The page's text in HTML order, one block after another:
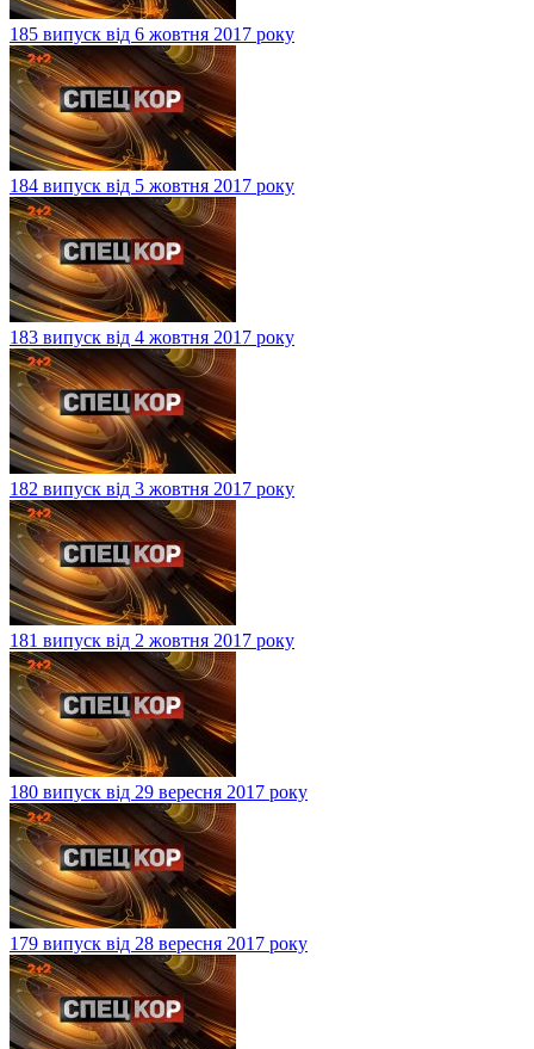
185 випуск від 6 жовтня 2017 року
184 випуск від 5 жовтня 2017 року
183 випуск від 4 жовтня 2017 року
182 випуск від 3 жовтня 2017 року
181 випуск від 2 жовтня 2017 року
180 випуск від 29 вересня 2017 року
179 випуск від 28 вересня 2017 року